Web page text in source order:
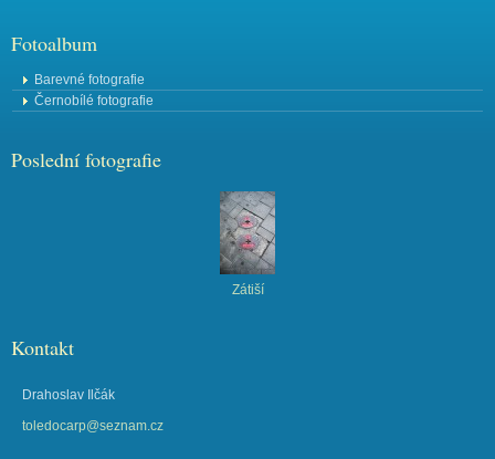
Fotoalbum
Barevné fotografie
Černobílé fotografie
Poslední fotografie
Zátiší
Kontakt
Drahoslav Ilčák
toledocarp@seznam.cz